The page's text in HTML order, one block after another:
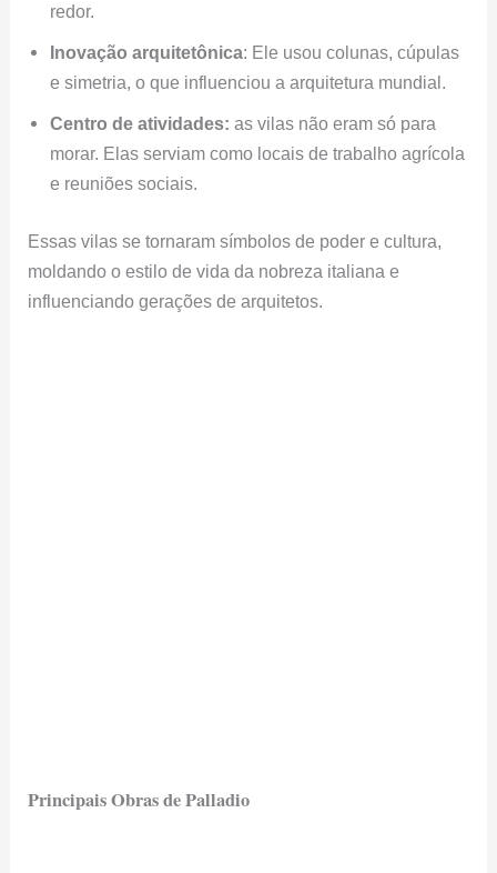
redor.
Inovação arquitetônica: Ele usou colunas, cúpulas
e simetria, o que influenciou a arquitetura mundial.
Centro de atividades:as vilas não eram só para
morar. Elas serviam como locais de trabalho agrícola
e reuniões sociais.
Essas vilas se tornaram símbolos de poder e cultura,
moldando o estilo de vida da nobreza italiana e
influenciando gerações de arquitetos.
Principais Obras de Palladio